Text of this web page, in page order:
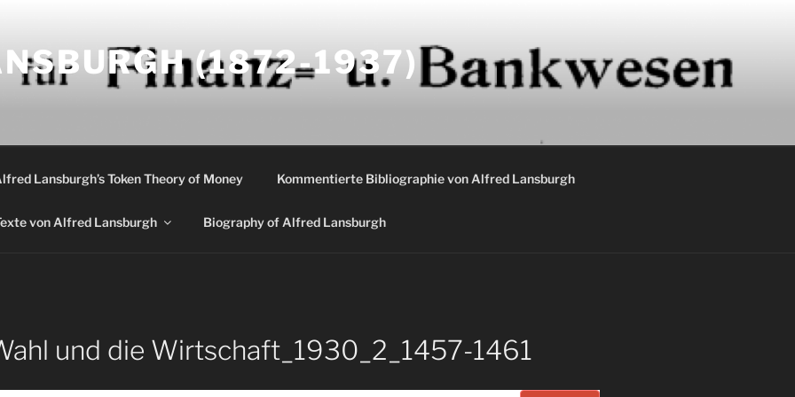
(1872-1937)
Lansburgh’s Token Theory of Money Kommentierte Bibliographie von Alfred Lansburgh
von Alfred Lansburgh Biography of Alfred Lansburgh
und die Wirtschaft_1930_2_1457-1461